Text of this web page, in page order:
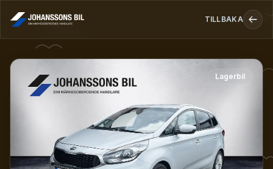
TILLBAKA
Kia Carens 1.7 VGT DCT GLS Euro 6 7-sits
Lagerbil